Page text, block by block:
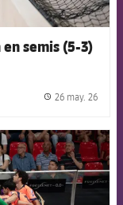
semis (5-3)
26 may. 26
badge